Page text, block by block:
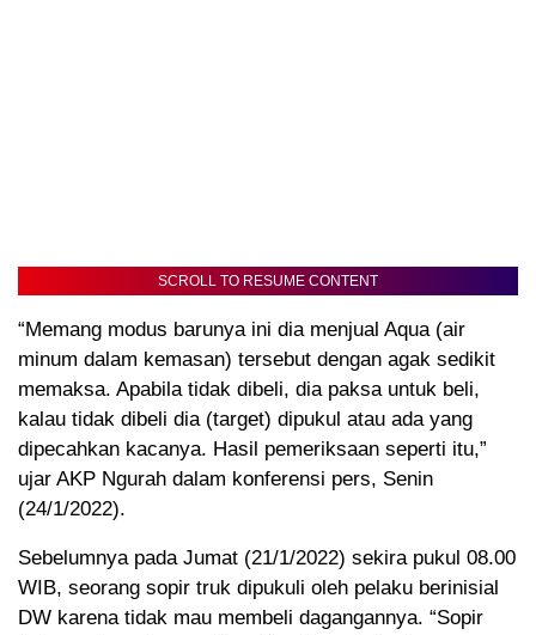
SCROLL TO RESUME CONTENT
“Memang modus barunya ini dia menjual Aqua (air
minum dalam kemasan) tersebut dengan agak sedikit
memaksa. Apabila tidak dibeli, dia paksa untuk beli,
kalau tidak dibeli dia (target) dipukul atau ada yang
dipecahkan kacanya. Hasil pemeriksaan seperti itu,”
ujar AKP Ngurah dalam konferensi pers, Senin
(24/1/2022).
Sebelumnya pada Jumat (21/1/2022) sekira pukul 08.00
WIB, seorang sopir truk dipukuli oleh pelaku berinisial
DW karena tidak mau membeli dagangannya. “Sopir